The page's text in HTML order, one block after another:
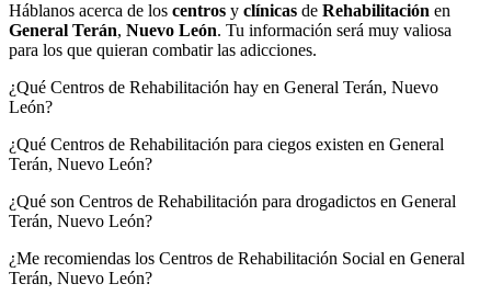
Háblanos acerca de los centros y clínicas de Rehabilitación en
General Terán, Nuevo León. Tu información será muy valiosa
para los que quieran combatir las adicciones.
¿Qué Centros de Rehabilitación hay en General Terán, Nuevo
León?
¿Qué Centros de Rehabilitación para ciegos existen en General
Terán, Nuevo León?
¿Qué son Centros de Rehabilitación para drogadictos en General
Terán, Nuevo León?
¿Me recomiendas los Centros de Rehabilitación Social en General
Terán, Nuevo León?